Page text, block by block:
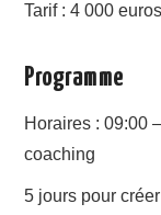
Tarif : 4 000
Programme
Horaires : 09:00
coaching
5 jours pour